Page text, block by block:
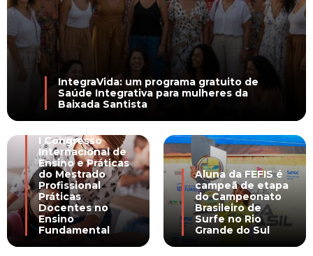
IntegraVida: um programa gratuito de
Saúde Integrativa para mulheres da
Baixada Santista
I Congresso
Internacional de
Ensino e Práticas
do Mestrado
Profissional
Práticas
Docentes no
Ensino
Fundamental
Aluna da FEFIS é
campeã de etapa
do Campeonato
Brasileiro de
Surfe no Rio
Grande do Sul